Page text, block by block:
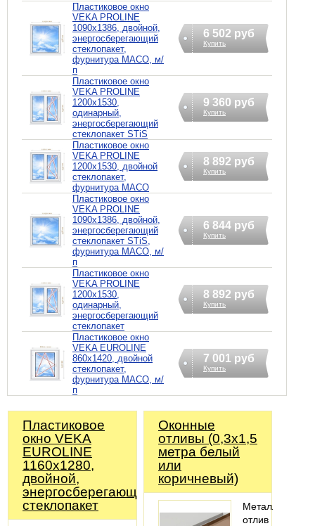
Пластиковое окно
VEKA PROLINE
1090х1386, двойной,
энергосберегающий
стеклопакет,
фурнитура MACO, м/
п
6 502 руб
Купить
Пластиковое окно
VEKA PROLINE
1200х1530,
одинарный,
энергосберегающий
стеклопакет STiS
9 360 руб
Купить
Пластиковое окно
VEKA PROLINE
1200х1530, двойной
стеклопакет,
фурнитура MACO
8 892 руб
Купить
Пластиковое окно
VEKA PROLINE
1090х1386, двойной,
энергосберегающий
стеклопакет STiS,
фурнитура MACO, м/
п
6 844 руб
Купить
Пластиковое окно
VEKA PROLINE
1200х1530,
одинарный,
энергосберегающий
стеклопакет
8 892 руб
Купить
Пластиковое окно
VEKA EUROLINE
860х1420, двойной
стеклопакет,
фурнитура MACO, м/
п
7 001 руб
Купить
Пластиковое
окно VEKA
EUROLINE
1160х1280,
двойной,
энергосберегающий
стеклопакет
Оконные
отливы (0,3х1,5
метра белый
или
коричневый)
Металлический
отлив